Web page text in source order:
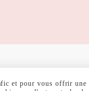
DE
et pour vous offrir une